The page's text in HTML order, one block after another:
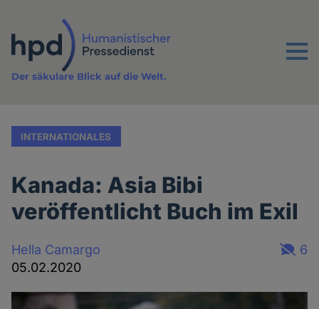
Inhalt
Menu
Der säkulare Blick auf die Welt.
INTERNATIONALES
Kanada: Asia Bibi
veröffentlicht Buch im Exil
Hella Camargo
05.02.2020
6